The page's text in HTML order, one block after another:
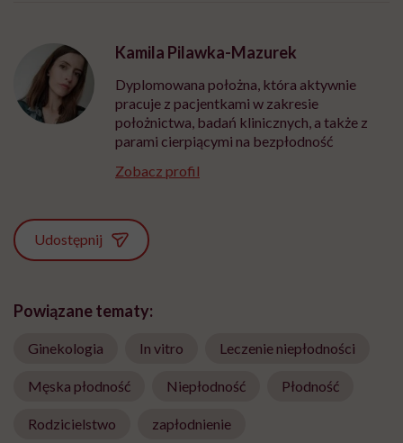
Kamila Pilawka-Mazurek
Dyplomowana położna, która aktywnie
pracuje z pacjentkami w zakresie
położnictwa, badań klinicznych, a także z
parami cierpiącymi na bezpłodność
Zobacz profil
Udostępnij
Powiązane tematy:
Ginekologia In vitro Leczenie niepłodności
Męska płodność Niepłodność Płodność
Rodzicielstwo zapłodnienie